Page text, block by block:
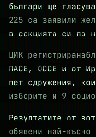
българи ще
225 са заявили
в секцията си по
ЦИК
ПАСЕ, ОССЕ и от
пет сдружения,
изборите и 9
Резултатите от
обявени най-